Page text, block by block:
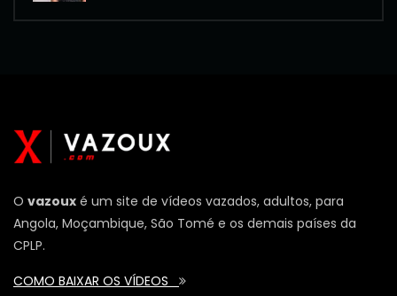
O vazoux é um site de vídeos vazados, adultos, para
Angola, Moçambique, São Tomé e os demais países da
CPLP.
COMO BAIXAR OS VÍDEOS